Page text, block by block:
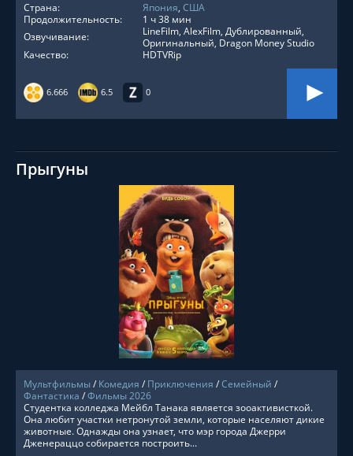
6.666 6.5 0
Страна:
Япония, США
Продолжительность:
1 ч 38 мин
Озвучивание:
LineFilm, AlexFilm, Дублированный,
Оригинальный, Dragon Money Studio
Качество:
HDTVRip
Прыгуны
СМОТРЕТЬ ОНЛАЙН
Мультфильмы/ Комедия / Приключения /Семейный /
Фантастика /Фильмы 2026
Студентка колледжа Мейбл Танака является зооактивисткой.
Она любит участки нетронутой земли, которые населяют дикие
животные. Однажды она узнает, что мэр города Джерри
Дженераццо собирается построить...